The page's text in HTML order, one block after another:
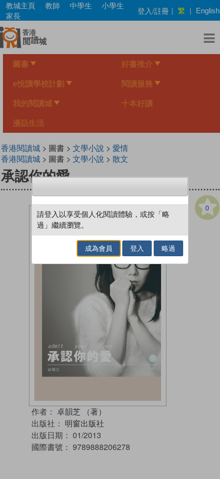
Skip
main
content
教城主頁 教師 中學生
小學生
家長
登入/註冊 | 繁 | English
圖書 好書推介
e悅讀學校計劃 閱讀服務
我的閱讀城 十本好讀
漫話生活
香港閱讀城> 圖書 > 文學小說 > 愛情
香港閱讀城> 圖書 > 文學小說 > 散文
承認你的愛
0
作者： 卓韻芝 （著）
出版社： 明窗出版社
出版日期： 01/2013
國際書號： 9789888206278
請登入以享受個人化閱讀體驗，或按「略
過」繼續瀏覽。
成為會員 登入 略過